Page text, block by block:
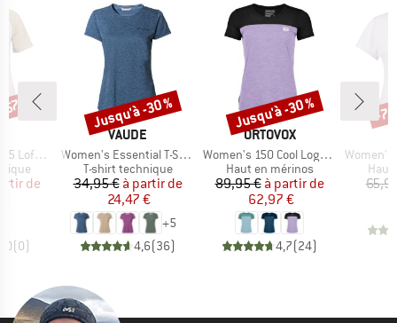
III S/S
réduit
de
(0)
%
MARQUE
VAUDE
Article
Women's Essential T-Shirt
Product group
T-shirt technique
Prix
34,95 € Prix réduit
à partir de
24,47 €
+5
4,6(36)
Remise
Jusqu'à -30 %
MARQUE
ORTOVOX
Article
Women's 150 Cool Logo T-Shirt
Product group
Haut en mérinos
Prix
89,95 € Prix réduit
à partir de
62,97 €
4,7(24)
Remise
Jusqu'à -30 %
Article
Women's
Haut
-